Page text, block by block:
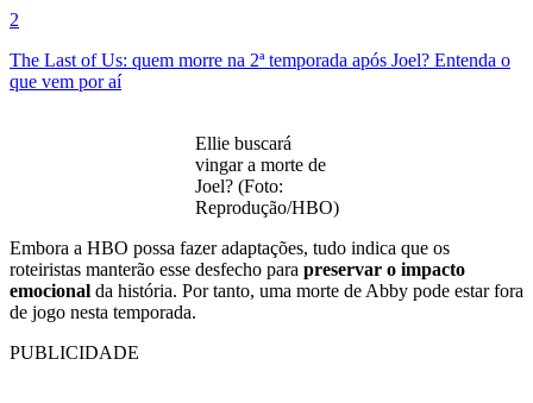
2
The Last of Us: quem morre na 2ª temporada após Joel? Entenda o
que vem por aí
Ellie buscará
vingar a morte de
Joel? (Foto:
Reprodução/HBO)
Embora a HBO possa fazer adaptações, tudo indica que os
roteiristas manterão esse desfecho para preservar o impacto
emocional da história. Por tanto, uma morte de Abby pode estar fora
de jogo nesta temporada.
PUBLICIDADE